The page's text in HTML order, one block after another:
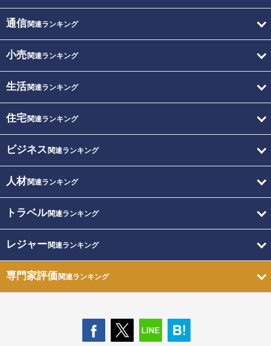
通信関連ランキング
小売関連ランキング
生活関連ランキング
住宅関連ランキング
ビジネス 関連ランキング
人材関連ランキング
トラベル関連ランキング
レジャー関連ランキング
専門家評価関連ランキング